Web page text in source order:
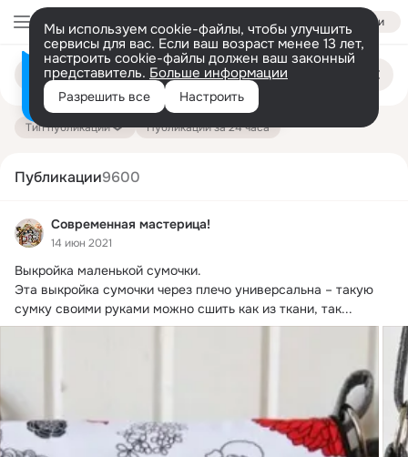
Войти
Мы используем cookie-файлы, чтобы улучшить
сервисы для вас. Если ваш возраст менее 13 лет,
настроить cookie-файлы должен ваш законный
представитель. Больше информации
Разрешить все Настроить
Поиск
публикациям
Тип публикации Публикации за 24 часа
Публикации9600
Современная мастерица!
14 июн 2021
Выкройка маленькой сумочки.
Эта выкройка сумочки через плечо универсальна – такую
сумку своими руками можно сшить как из ткани, так...
Информация о контенте
на платформе — здесь